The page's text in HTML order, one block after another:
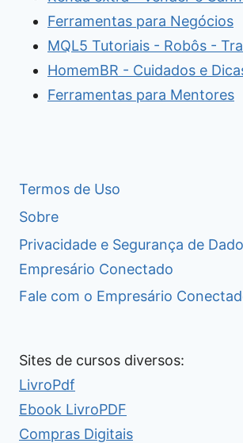
Ferramentas para Negócios
MQL5 Tutoriais - Robôs -
HomemBR - Cuidados e
Ferramentas para Mentores
Termos de Uso
Sobre
Privacidade e Segurança de
Empresário Conectado
Fale com o Empresário
Sites de cursos diversos:
LivroPdf
Ebook LivroPDF
Compras Digitais